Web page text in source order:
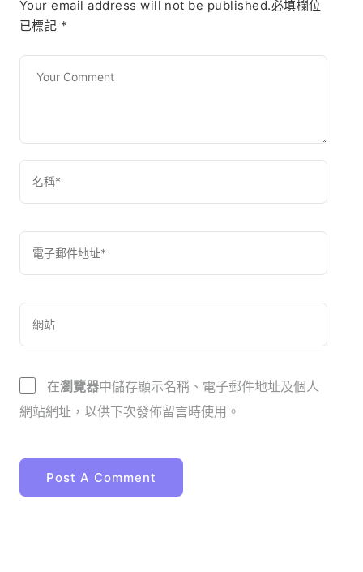
Your email address will not be published.必填欄位
已標記 *
在瀏覽器中儲存顯示名稱、電子郵件地址及個人
網站網址，以供下次發佈留言時使用。